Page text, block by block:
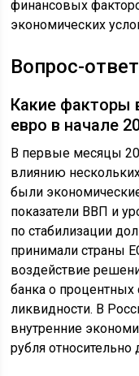
финансовых
экономических
Вопрос-
Какие факторы
евро в начале
В первые месяцы
влиянию
были
показатели ВВП и
по стабилизации
принимали страны
воздействие
банка о
ликвидности. В
внутренние
рубля относительно